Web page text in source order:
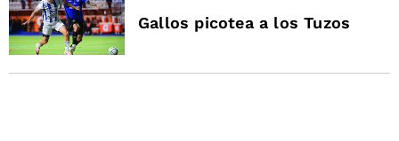
Gallos picotea a los Tuzos